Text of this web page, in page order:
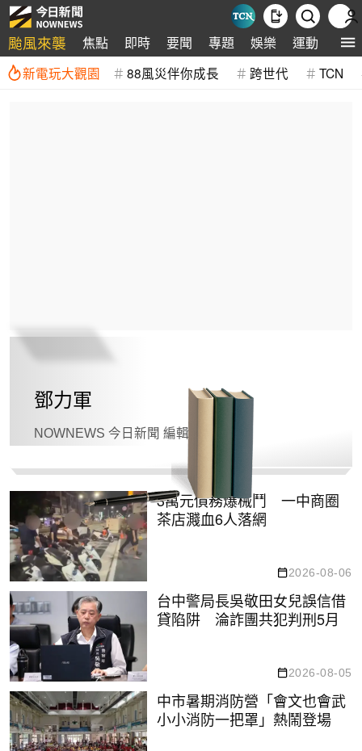
颱風來襲 焦點 即時 要聞 專題 娛樂 運動 全球
新電玩大觀園 88風災伴你成長 跨世代 TCN
鄧力軍
NOWNEWS 今日新聞 編輯
3萬元債務爆械鬥 一中商圈
茶店濺血6人落網
2026-08-06
台中警局長吳敬田女兒誤信借
貸陷阱 淪詐團共犯判刑5月
2026-08-05
中市暑期消防營「會文也會武
小小消防一把罩」熱鬧登場